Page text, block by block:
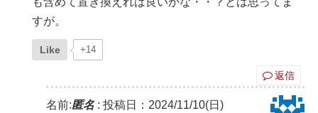
すが。
Like +14
返信
名前:匿名: 投稿日：2024/11/10(日)